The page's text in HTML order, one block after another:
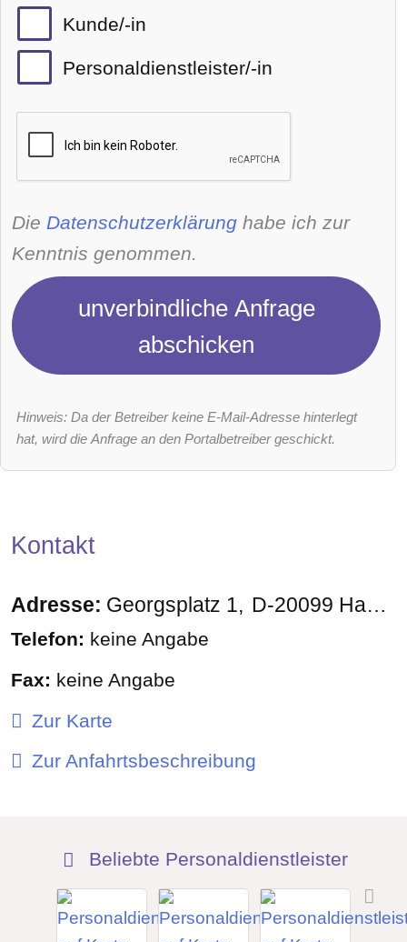
Kunde/-in
Personaldienstleister/-in
Die Datenschutzerklärung habe ich zur
Kenntnis genommen.
unverbindliche Anfrage
abschicken
Hinweis: Da der Betreiber keine E-Mail-Adresse hinterlegt
hat, wird die Anfrage an den Portalbetreiber geschickt.
Kontakt
Adresse: Georgsplatz 1 D-20099 Hamburg
Telefon: keine Angabe
Fax: keine Angabe
Zur Karte
Zur Anfahrtsbeschreibung
Beliebte Personaldienstleister